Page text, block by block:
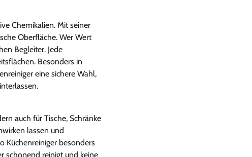
Chemikalien. Mit seiner
Oberfläche. Wer Wert
Begleiter. Jede
Besonders in
eine sichere Wahl,
auch für Tische, Schränke
lassen und
Küchenreiniger besonders
schonend reinigt und keine